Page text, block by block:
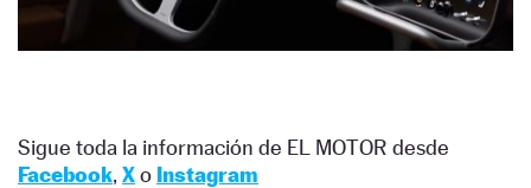
Sigue toda la información de EL MOTOR desde
Facebook, Xo Instagram